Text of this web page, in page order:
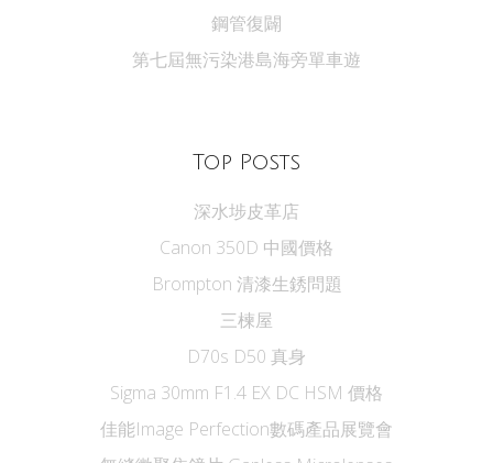
鋼管復闢
第七屆無污染港島海旁單車遊
Top Posts
深水埗皮革店
Canon 350D 中國價格
Brompton 清漆生銹問題
三楝屋
D70s D50 真身
Sigma 30mm F1.4 EX DC HSM 價格
佳能Image Perfection數碼產品展覽會